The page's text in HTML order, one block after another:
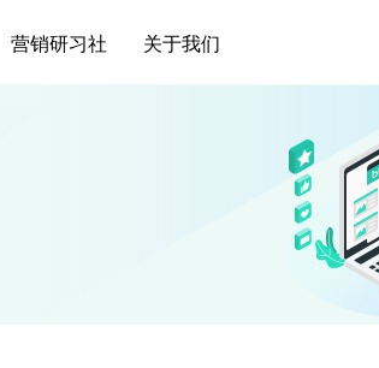
营销研习社 关于我们